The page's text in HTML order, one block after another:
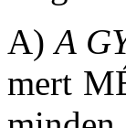
A) A
mert